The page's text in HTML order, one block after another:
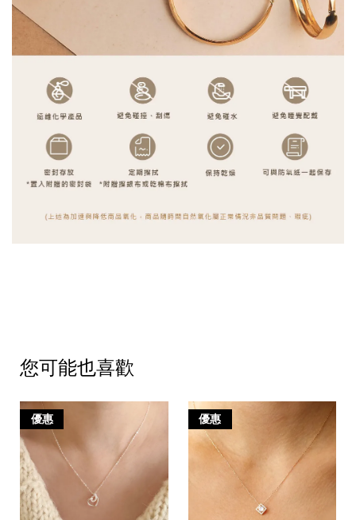
您可能也喜歡
優惠 優惠